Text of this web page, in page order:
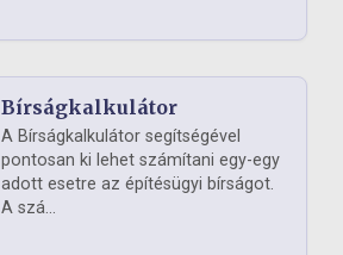
Bírságkalkulátor
A Bírságkalkulátor segítségével
pontosan ki lehet számítani egy-egy
adott esetre az építésügyi bírságot.
A szá...